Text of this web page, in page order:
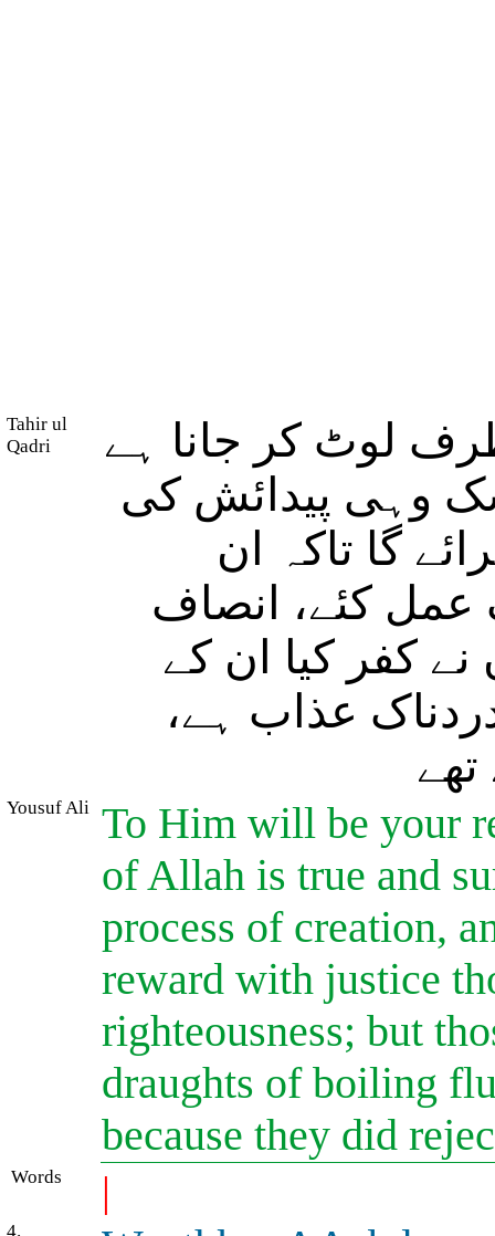
Tahir ul
Qadri
لوٹ کر جانا ہے
وہی پیدائش کی
گا تاکہ ان
عمل کئے، انصاف
کفر کیا ان کے
دردناک عذاب ہے،
Yousuf Ali To Him will be your
of Allah is true and
process of creation,
reward with justice
righteousness; but
draughts of boiling
because they did
Words |
4.